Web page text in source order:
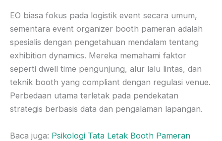
EO biasa fokus pada logistik event secara umum,
sementara event organizer booth pameran adalah
spesialis dengan pengetahuan mendalam tentang
exhibition dynamics. Mereka memahami faktor
seperti dwell time pengunjung, alur lalu lintas, dan
teknik booth yang compliant dengan regulasi venue.
Perbedaan utama terletak pada pendekatan
strategis berbasis data dan pengalaman lapangan.
Baca juga: Psikologi Tata Letak Booth Pameran